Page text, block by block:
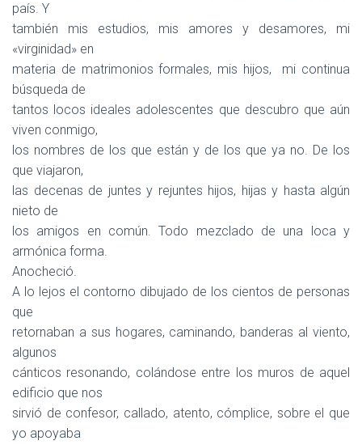
país. Y
también mis estudios, mis amores y desamores, mi
«virginidad» en
materia de matrimonios formales, mis hijos, mi continua
búsqueda de
tantos locos ideales adolescentes que descubro que aún
viven conmigo,
los nombres de los que están y de los que ya no. De los
que viajaron,
las decenas de juntes y rejuntes hijos, hijas y hasta algún
nieto de
los amigos en común. Todo mezclado de una loca y
armónica forma.
Anocheció.
A lo lejos el contorno dibujado de los cientos de personas
que
retornaban a sus hogares, caminando, banderas al viento,
algunos
cánticos resonando, colándose entre los muros de aquel
edificio que nos
sirvió de confesor, callado, atento, cómplice, sobre el que
yo apoyaba